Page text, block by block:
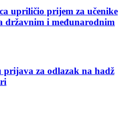
upriličio prijem za učenike
državnim i međunarodnim
prijava za odlazak na hadž